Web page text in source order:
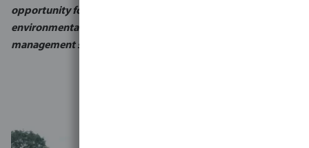
opportunity for Silver Hill to install a state of the art,
environmentally safe and sustainable wastewater
management system that we are very proud to pioneer."